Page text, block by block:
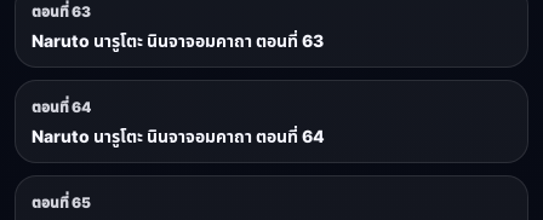
ตอนที่ 63
Naruto นารูโตะ นินจาจอมคาถา ตอนที่ 63
ตอนที่ 64
Naruto นารูโตะ นินจาจอมคาถา ตอนที่ 64
ตอนที่ 65